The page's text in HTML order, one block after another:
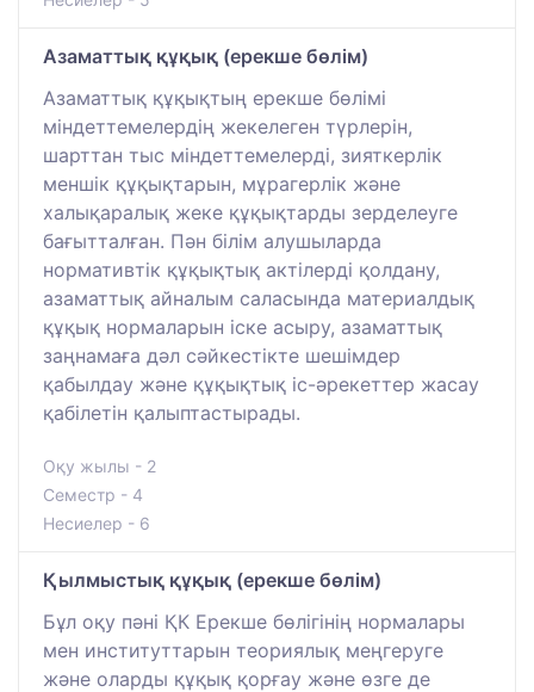
Азаматтық құқық (ерекше бөлім)
Азаматтық құқықтың ерекше бөлімі
міндеттемелердің жекелеген түрлерін,
шарттан тыс міндеттемелерді, зияткерлік
меншік құқықтарын, мұрагерлік және
халықаралық жеке құқықтарды зерделеуге
бағытталған. Пән білім алушыларда
нормативтік құқықтық актілерді қолдану,
азаматтық айналым саласында материалдық
құқық нормаларын іске асыру, азаматтық
заңнамаға дәл сәйкестікте шешімдер
қабылдау және құқықтық іс-әрекеттер жасау
қабілетін қалыптастырады.
Оқу жылы - 2
Семестр - 4
Несиелер - 6
Қылмыстық құқық (ерекше бөлім)
Бұл оқу пәні ҚК Ерекше бөлігінің нормалары
мен институттарын теориялық меңгеруге
және оларды құқық қорғау және өзге де